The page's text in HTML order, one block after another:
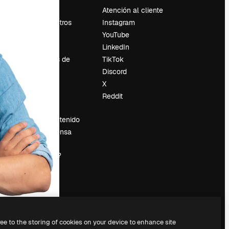
Sobre nosotros
Tendencias de
Eventos
Slidesgo
Vender contenido
Sala de prensa
¿Buscas
magnific.ai?
Atención al cliente
Instagram
YouTube
LinkedIn
TikTok
Discord
X
Reddit
to the storing of cookies on your device to enhance site